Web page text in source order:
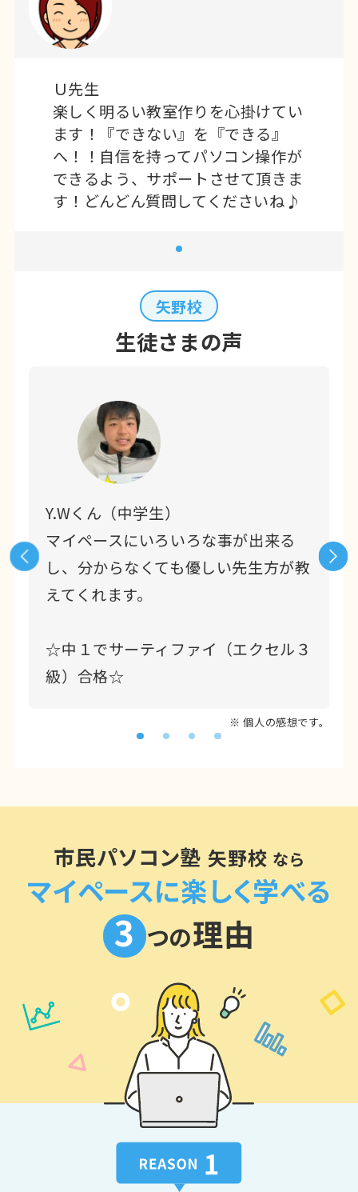
Ｕ先生
楽しく明るい教室作りを心掛けてい
ます！『できない』を『できる』
へ！！自信を持ってパソコン操作が
できるよう、サポートさせて頂きま
す！どんどん質問してくださいね♪
矢野校
生徒さまの声
Y.Wくん（中学生）
マイペースにいろいろな事が出来る
し、分からなくても優しい先生方が教
えてくれます。
☆中１でサーティファイ（エクセル３
級）合格☆
※ 個人の感想です。
市民パソコン塾 矢野校 なら
マイペースに楽しく学べる
3 つの理由